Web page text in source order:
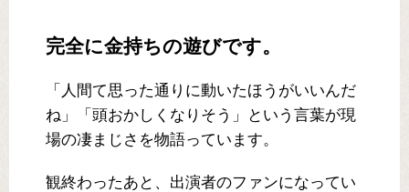
完全に金持ちの遊びです。
「人間て思った通りに動いたほうがいいんだ
ね」「頭おかしくなりそう」という言葉が現
場の凄まじさを物語っています。
観終わったあと、出演者のファンになってい